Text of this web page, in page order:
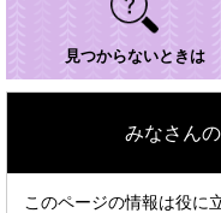
見つからないときは
みなさん
このページの情報は役に